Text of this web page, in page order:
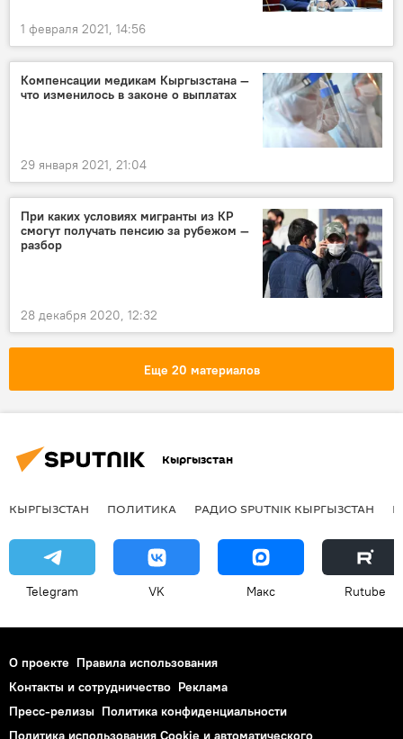
1 февраля 2021, 14:56
Компенсации медикам Кыргызстана —
что изменилось в законе о выплатах
29 января 2021, 21:04
При каких условиях мигранты из КР
смогут получать пенсию за рубежом —
разбор
28 декабря 2020, 12:32
Еще 20 материалов
Кыргызстан
КЫРГЫЗСТАН ПОЛИТИКА РАДИО SPUTNIK КЫРГЫЗСТАН
Telegram VK Макс Rutube
О проекте Правила использования
Контакты и сотрудничество Реклама
Пресс-релизы Политика конфиденциальности
Политика использования Cookie и автоматического